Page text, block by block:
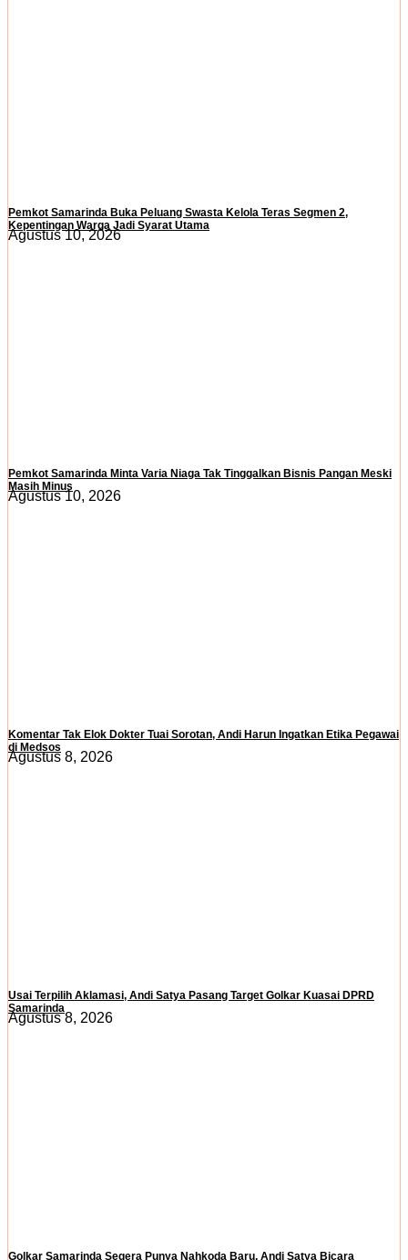
Pemkot Samarinda Buka Peluang Swasta Kelola Teras Segmen 2,
Kepentingan Warga Jadi Syarat Utama
Agustus 10, 2026
Pemkot Samarinda Minta Varia Niaga Tak Tinggalkan Bisnis Pangan Meski
Masih Minus
Agustus 10, 2026
Komentar Tak Elok Dokter Tuai Sorotan, Andi Harun Ingatkan Etika Pegawai
di Medsos
Agustus 8, 2026
Usai Terpilih Aklamasi, Andi Satya Pasang Target Golkar Kuasai DPRD
Samarinda
Agustus 8, 2026
Golkar Samarinda Segera Punya Nahkoda Baru, Andi Satya Bicara